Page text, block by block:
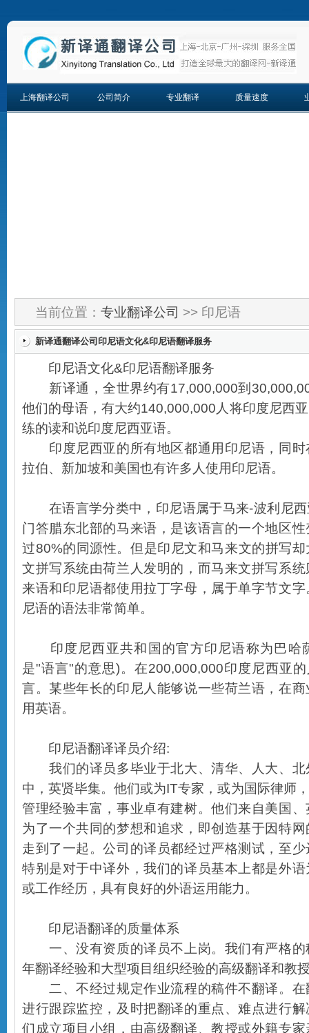
上海翻译公司 公司简介 专业翻译 质量速度
当前位置： 专业翻译公司 >> 印尼语
新译通翻译公司印尼语文化&印尼语翻译服务
印尼语文化&印尼语翻译服务
新译通，全世界约有17,000,000到
他们的母语，有大约140,000,000人将印度尼西
练的读和说印度尼西亚语。
印度尼西亚的所有地区都通用印尼语，同时
拉伯、新加坡和美国也有许多人使用印尼语。
在语言学分类中，印尼语属于马来-波利尼西
门答腊东北部的马来语，是该语言的一个地区
过80%的同源性。但是印尼文和马来文的拼写
文拼写系统由荷兰人发明的，而马来文拼写系
来语和印尼语都使用拉丁字母，属于单字节文
尼语的语法非常简单。
印度尼西亚共和国的官方印尼语称为巴哈
是"语言"的意思)。在200,000,000印度尼西亚
言。某些年长的印尼人能够说一些荷兰语，在
用英语。
印尼语翻译译员介绍:
我们的译员多毕业于北大、清华、人大、北
中，英贤毕集。他们或为IT专家，或为国际律师
管理经验丰富，事业卓有建树。他们来自美国
为了一个共同的梦想和追求，即创造基于因特
走到了一起。公司的译员都经过严格测试，至
特别是对于中译外，我们的译员基本上都是外
或工作经历，具有良好的外语运用能力。
印尼语翻译的质量体系
一、没有资质的译员不上岗。我们有严格的
年翻译经验和大型项目组织经验的高级翻译和教
二、不经过规定作业流程的稿件不翻译。在
进行跟踪监控，及时把翻译的重点、难点进行
们成立项目小组，由高级翻译、教授或外籍专